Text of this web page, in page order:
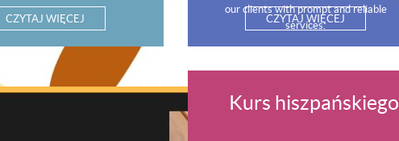
CZYTAJ WIĘCEJ
our clients with prompt and reliable
services.
CZYTAJ WIĘCEJ
Kurs hiszpańskiego